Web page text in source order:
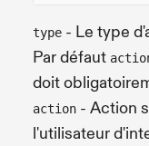
type - Le type
Par défaut
doit
action - Action
l'utilisateur